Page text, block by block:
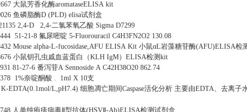
大鼠芳香化酶aromataseELISA kit
鱼磷脂酶D (PLD) elisa试剂盒
2,4-D 2,4-二氯苯氧乙酸 Sigma D7299
51-21-8 氟尿嘧啶 5-Fluorouracil C4H3FN2O2 130.08
Mouse alpha-L-fucosidase,AFU ELISA Kit 小鼠αL岩藻糖苷酶(AFU)ELISA检
小鼠钥孔虫戚血蓝蛋白（KLH IgM）ELISA检测kit
81-27-6 番泻苷A Sennoside A C42H38O20 862.74
1%奈啶酮酸 .
1ml X 10支
K-EDTA(0.1mol/L,pH7.4) 细胞凋亡期间Caspase活化分析 主要由EDTA、去离子
人单纯疱疹病毒Ⅱ型抗体(HSVⅡ-Ab)ELISA检测试剂盒